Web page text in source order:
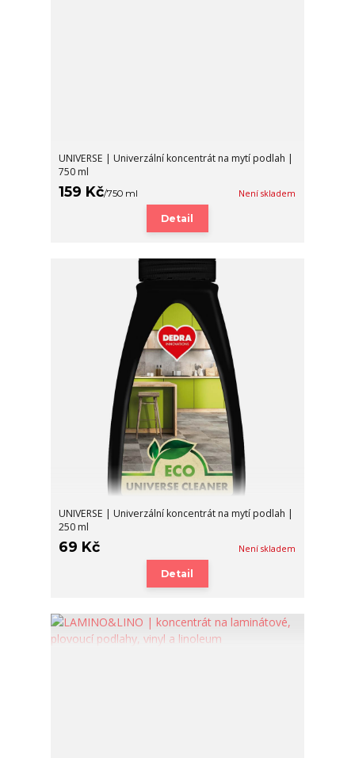
UNIVERSE | Univerzální koncentrát na mytí podlah |
750 ml
159 Kč/750 ml Není skladem
Detail
UNIVERSE | Univerzální koncentrát na mytí podlah |
250 ml
69 Kč Není skladem
Detail